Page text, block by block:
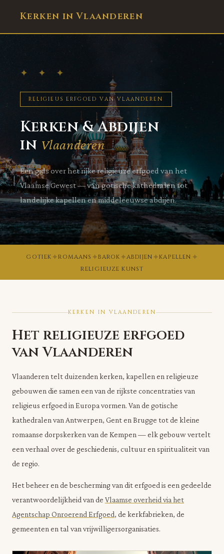
Kerken in Vlaanderen
✦ ✦ ✦
RELIGIEUS ERFGOED VAN VLAANDEREN
Kerken & Abdijen
in Vlaanderen
Een gids over het rijke religieuze erfgoed van het
Vlaamse Gewest — van gotische kathedralen tot
landelijke kapellen en middeleeuwse abdijen.
GOTIEK ✦ROMAANS ✦BAROK ✦ABDIJEN ✦KAPELLEN ✦
RELIGIEUZE KUNST
KERKEN IN VLAANDEREN
Het religieuze erfgoed
van Vlaanderen
Vlaanderen telt duizenden kerken, kapellen en religieuze
gebouwen die samen een van de rijkste concentraties van
religieus erfgoed in Europa vormen. Van de gotische
kathedralen van Antwerpen, Gent en Brugge tot de kleine
romaanse dorpskerken van de Kempen — elk gebouw vertelt
een verhaal over de geschiedenis, cultuur en spiritualiteit van
de regio.
Het beheer en de bescherming van dit erfgoed is een gedeelde
verantwoordelijkheid van de Vlaamse overheid via het
Agentschap Onroerend Erfgoed, de kerkfabrieken, de
gemeenten en tal van vrijwilligersorganisaties.